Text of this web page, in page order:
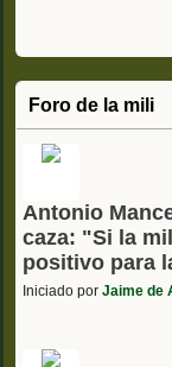
Foro de la mili
Antonio
caza: "Si la
positivo para
Iniciado por Jaime de